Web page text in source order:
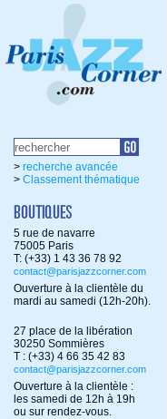
> recherche avancée
> Classement thématique
5 rue de navarre
75005 Paris
T: (+33) 1 43 36 78 92
contact@parisjazzcorner.com
Ouverture à la clientèle du
mardi au samedi (12h-20h).
27 place de la libération
30250 Sommières
T : (+33) 4 66 35 42 83
contact@parisjazzcorner.com
Ouverture à la clientèle :
les samedi de 12h à 19h
ou sur rendez-vous.